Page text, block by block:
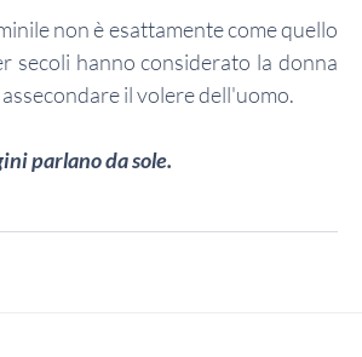
non è esattamente come quello
secoli hanno considerato la donna
il volere dell'uomo.
parlano da sole.